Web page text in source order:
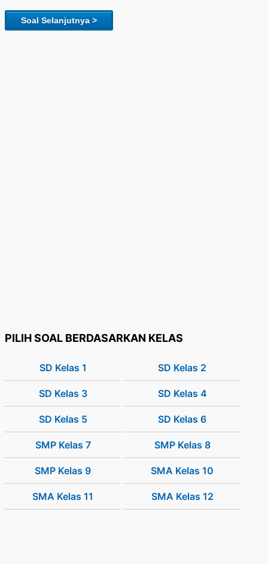
Soal Selanjutnya >
PILIH SOAL BERDASARKAN KELAS
SD Kelas 1 SD Kelas 2
SD Kelas 3 SD Kelas 4
SD Kelas 5 SD Kelas 6
SMP Kelas 7 SMP Kelas 8
SMP Kelas 9 SMA Kelas 10
SMA Kelas 11 SMA Kelas 12